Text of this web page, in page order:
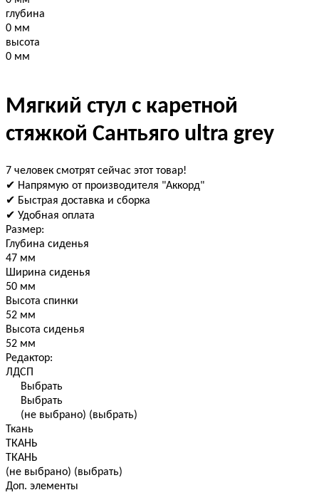
глубина
0 мм
высота
0 мм
Мягкий стул с каретной
стяжкой Сантьяго ultra grey
7 человек смотрят сейчас этот товар!
✔ Напрямую от производителя "Аккорд"
✔ Быстрая доставка и сборка
✔ Удобная оплата
Размер:
Глубина сиденья
47 мм
Ширина сиденья
50 мм
Высота спинки
52 мм
Высота сиденья
52 мм
Редактор:
ЛДСП
Выбрать
Выбрать
(не выбрано) (выбрать)
Ткань
ТКАНЬ
ТКАНЬ
(не выбрано) (выбрать)
Доп. элементы